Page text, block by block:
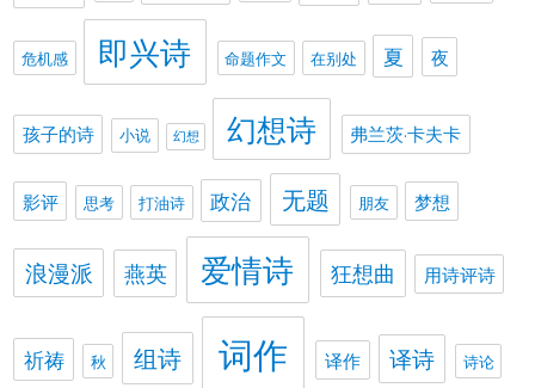
危机感 即兴诗 命题作文 在别处 夏 夜
孩子的诗 小说 幻想 幻想诗 弗兰茨·卡夫卡
影评 思考 打油诗 政治 无题 朋友 梦想
浪漫派 燕英 爱情诗 狂想曲 用诗评诗
祈祷 秋 组诗 词作 译作 译诗 诗论